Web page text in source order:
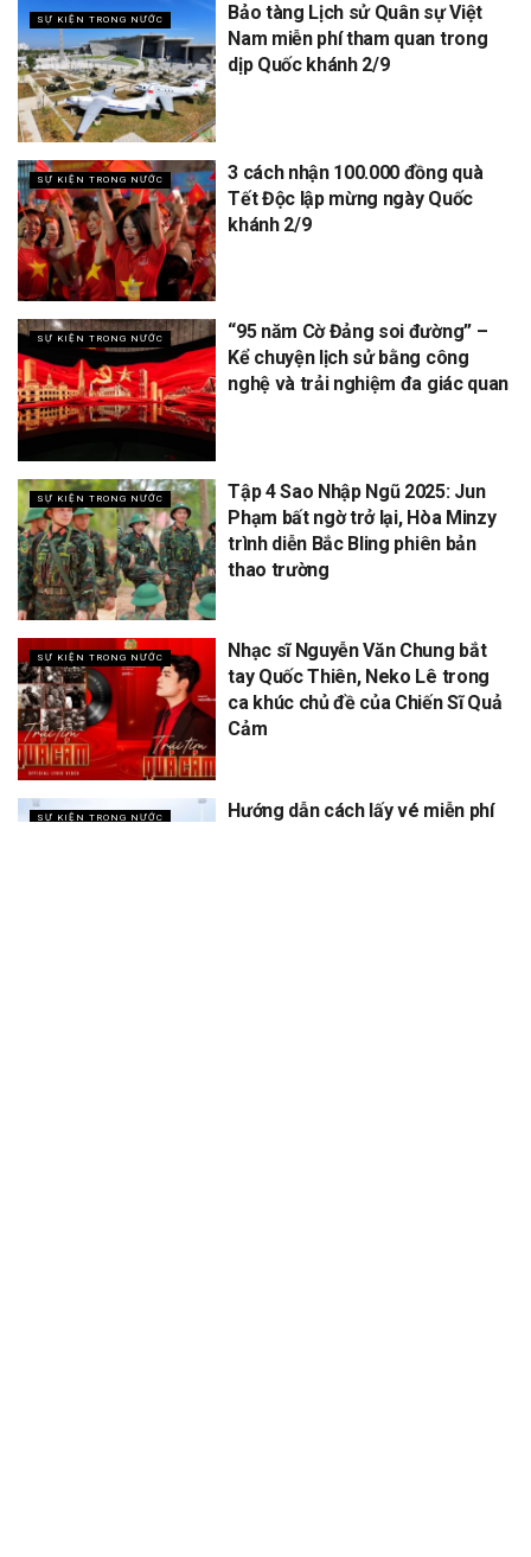
SỰ KIỆN TRONG NƯỚC
Bảo tàng Lịch sử Quân sự Việt
Nam miễn phí tham quan trong
dịp Quốc khánh 2/9
SỰ KIỆN TRONG NƯỚC
3 cách nhận 100.000 đồng quà
Tết Độc lập mừng ngày Quốc
khánh 2/9
SỰ KIỆN TRONG NƯỚC
“95 năm Cờ Đảng soi đường” –
Kể chuyện lịch sử bằng công
nghệ và trải nghiệm đa giác quan
SỰ KIỆN TRONG NƯỚC
Tập 4 Sao Nhập Ngũ 2025: Jun
Phạm bất ngờ trở lại, Hòa Minzy
trình diễn Bắc Bling phiên bản
thao trường
SỰ KIỆN TRONG NƯỚC
Nhạc sĩ Nguyễn Văn Chung bắt
tay Quốc Thiên, Neko Lê trong
ca khúc chủ đề của Chiến Sĩ Quả
Cảm
SỰ KIỆN TRONG NƯỚC
Hướng dẫn cách lấy vé miễn phí